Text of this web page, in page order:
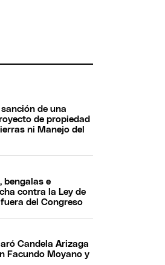
de una
de propiedad
ni Manejo del
bengalas e
contra la Ley de
del Congreso
Candela Arizaga
Facundo Moyano y